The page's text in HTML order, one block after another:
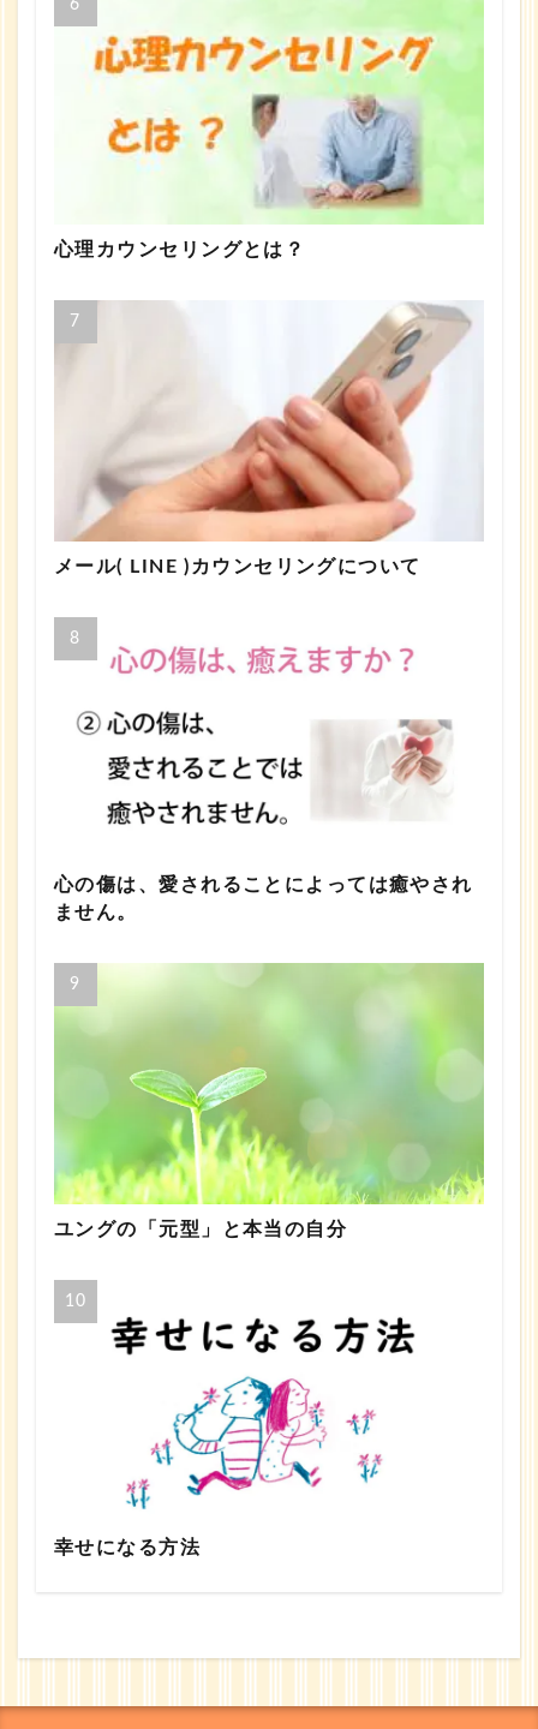
心理カウンセリングとは？
メール( LINE )カウンセリングについて
心の傷は、愛されることによっては癒やされ
ません。
ユングの「元型」と本当の自分
幸せになる方法